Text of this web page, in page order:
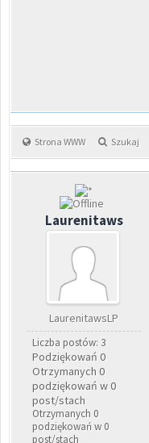
Strona WWW Szukaj
Laurenitaws
LaurenitawsLP
Liczba postów: 3
Podziękowań 0
Otrzymanych 0
podziękowań w 0
post/stach
Otrzymanych 0
podziękowań w 0
post/stach